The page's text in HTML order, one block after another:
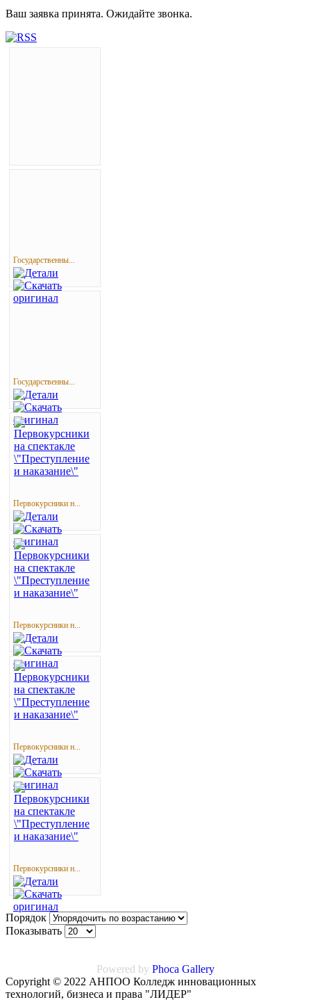
Ваш заявка принята. Ожидайте звонка.
Государственны...
Государственны...
Первокурсники н...
Первокурсники н...
Первокурсники н...
Первокурсники н...
Порядок
Показывать
Powered by Phoca Gallery
Copyright © 2022 АНПОО Колледж инновационных
технологий, бизнеса и права "ЛИДЕР"